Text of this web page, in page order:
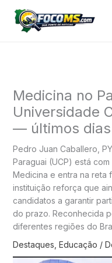
para
Medicina no
Universidade
— últimos
Pedro Juan Caballero,
Paraguai (UCP) está
Medicina e entra na reta
instituição reforça que
candidatos a garantir
do prazo. Reconhecida
diferentes regiões do
Destaques Educação /